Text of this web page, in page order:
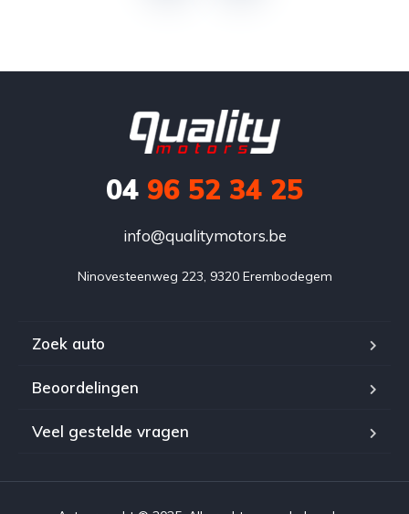
04 96 52 34 25
info@qualitymotors.be
Ninovesteenweg 223, 9320 Erembodegem
Zoek auto
Beoordelingen
Veel gestelde vragen